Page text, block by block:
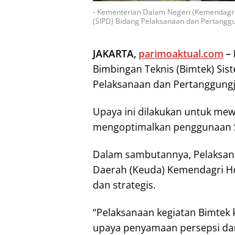
- Kementerian Dalam Negeri
(SIPD) Bidang Pelaksanaan dan
JAKARTA, parimoaktual.com –
Bimbingan Teknis (Bimtek)
Pelaksanaan dan
Upaya ini dilakukan untuk
mengoptimalkan penggunaan
Dalam sambutannya,
Daerah (Keuda) Kemendagri
dan strategis.
“Pelaksanaan kegiatan
upaya penyamaan persepsi